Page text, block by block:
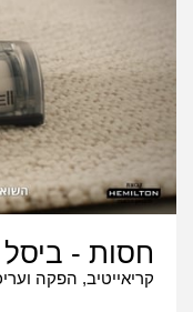
חסות - ביסל
קריאייטיב, הפקה